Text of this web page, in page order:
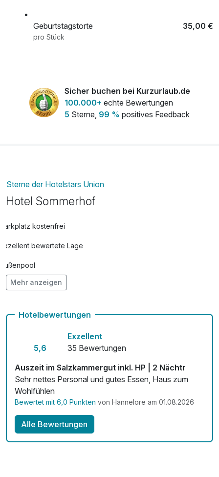
Geburtstagstorte 35,00 €
pro Stück
Sicher buchen bei Kurzurlaub.de
100.000+ echte Bewertungen
5 Sterne, 99 % positives Feedback
Sterne der Hotelstars Union
Hotel Sommerhof
Parkplatz kostenfrei
Exzellent bewertete Lage
Außenpool
Vielseitiger Wellnessbereich
Kostenloses W-LAN
Mit Hotelbar
Mehr anzeigen
Hotelbewertungen
5,6
Exzellent
35 Bewertungen
Auszeit im Salzkammergut inkl. HP | 2 Nächtr
Sehr nettes Personal und gutes Essen, Haus zum
Wohlfühlen
Bewertet mit 6,0 Punkten von Hannelore am 01.08.2026
Alle Bewertungen